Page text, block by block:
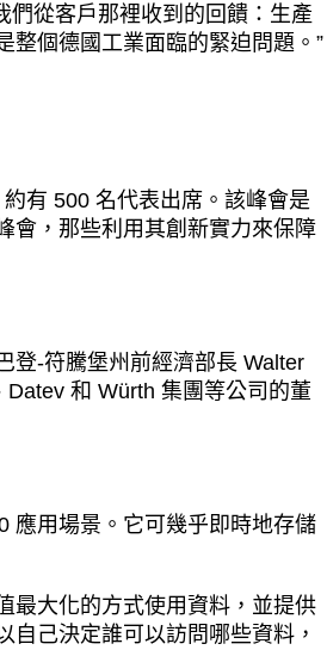
們從客戶那裡收到的回饋：生產
整個德國工業面臨的緊迫問題。”
有 500 名代表出席。該峰會是
會，那些利用其創新實力來保障
登-符騰堡州前經濟部長 Walter
和 Würth 集團等公司的董
應用場景。它可幾乎即時地存儲
最大化的方式使用資料，並提供
己決定誰可以訪問哪些資料，